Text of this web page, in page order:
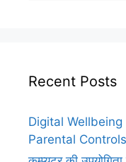
Recent Posts
Digital Wellbeing
Parental